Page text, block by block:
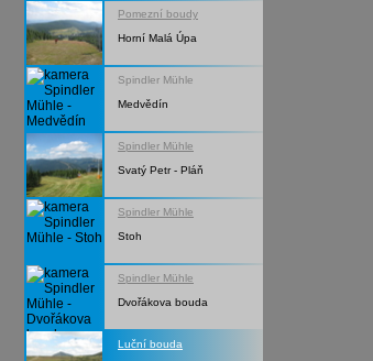
Pomezní boudy
Horní Malá Úpa
Spindler Mühle
Medvědín
Spindler Mühle
Svatý Petr - Pláň
Spindler Mühle
Stoh
Spindler Mühle
Dvořákova bouda
Luční bouda